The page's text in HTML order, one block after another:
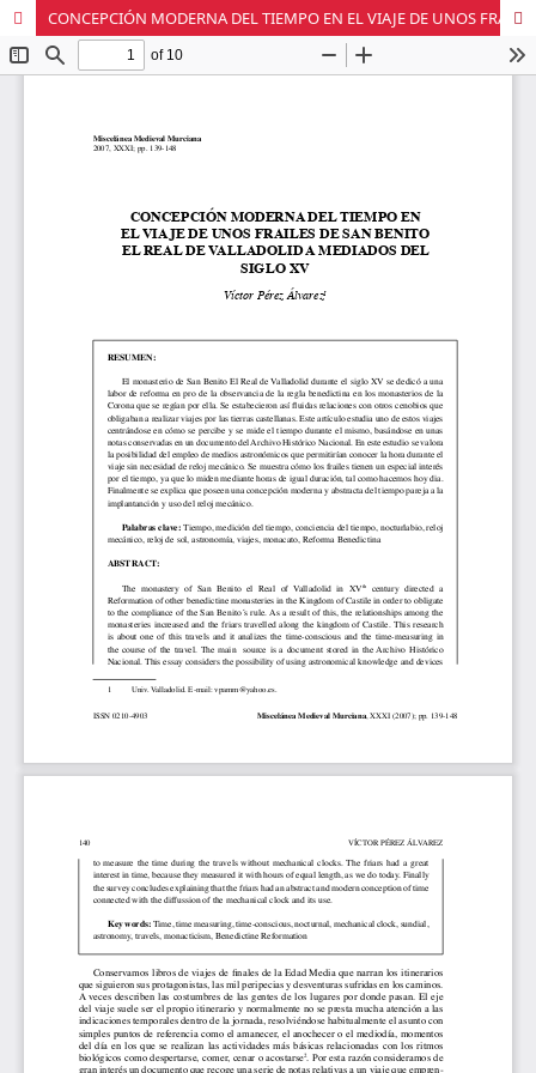
CONCEPCIÓN MODERNA DEL TIEMPO EN EL VIAJE DE UNOS FRAILES DE SAN BENITO EL REAL DE VALLADOLID A MEDIADOS DEL SIGLO XV